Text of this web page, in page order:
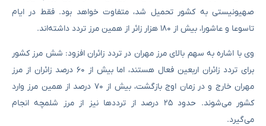
صهیونیستی به کشور تحمیل شد، متفاوت خواهد بود. فقط در ایام
تاسوعا و عاشورا، بیش از ۱۸۰ هزار زائر از همین مرز تردد داشته‌اند.
وی با اشاره به سهم بالای مرز مهران در تردد زائران افزود: شش مرز کشور
برای تردد زائران اربعین فعال هستند، اما بیش از ۶۰ درصد زائران از مرز
مهران خارج و در زمان اوج بازگشت، بیش از ۷۰ درصد از همین مرز وارد
کشور می‌شوند. حدود ۲۵ درصد از ترددها نیز از مرز شلمچه انجام
می‌گیرد.